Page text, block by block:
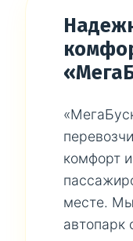
комфорт
месте.
автопарк